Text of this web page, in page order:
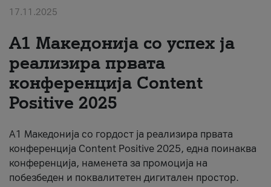
#ПодобарОнлајн
17.11.2025
А1 Македонија со успех ја
реализира првата
конференција Content
Positive 2025
А1 Македонија со гордост ја реализира првата
конференција Content Positive 2025, една поинаква
конференција, наменета за промоција на
побезбеден и поквалитетен дигитален простор.